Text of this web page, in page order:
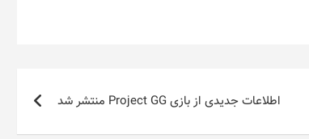
اطلاعات جدیدی از بازی Project GG منتشر شد